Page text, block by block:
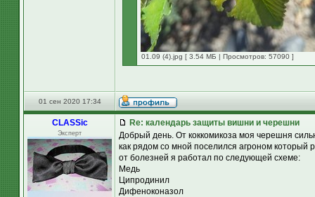
01.09 (4).jpg [ 3.54 МБ | Просмотров: 57090 ]
01 сен 2020 17:34
CLASSic
Эксперт
Re: календарь защиты вишни и черешни
Добрый день. От коккомикоза моя черешня
как рядом со мной поселился агроном который
от болезней я работал по следующей схеме:
Медь
Ципродинил
Дифеноконазол